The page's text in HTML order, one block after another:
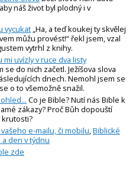
náš život byl plodný i v
vycukat „Ha, a teď koukej ty skvělej
můžu provést!“ řekl jsem, vzal
vytrhl z knihy.
mi uvízly v ruce dva listy
se do nich začetl. Ježíšova slova
dnech. Nemohl jsem se
o to všemožně snažil.
Co je Bible? Nutí nás Bible k
zákazy? Proč Bůh dopouští
krutosti?
e-mailu, či mobilu,Biblické
den v týdnu
zde